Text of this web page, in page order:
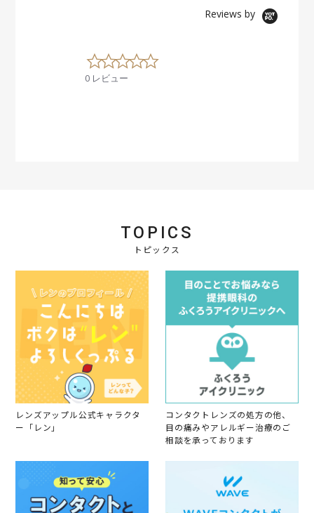
Reviews by
0
.
0 レビュー
TOPICS
トピックス
レンズアップル公式キャラクタ
ー「レン」
コンタクトレンズの処方の他、
目の痛みやアレルギー治療のご
相談を承っております